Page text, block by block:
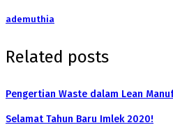
ademuthia
Related posts
Pengertian Waste dalam Lean
Selamat Tahun Baru Imlek 2020!